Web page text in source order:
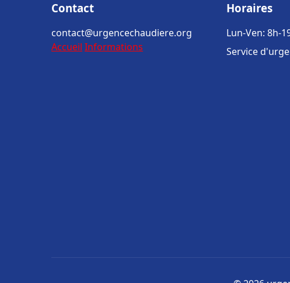
Contact
contact@urgencechaudiere.org
Accueil Informations
Horaires
Lun-Ven: 8h-
Service